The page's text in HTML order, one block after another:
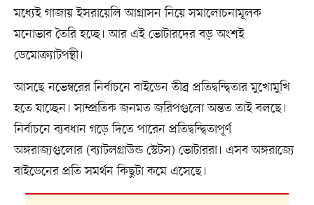
মধ্যেই গাজায় ইসরায়েলি আগ্রাসন নিয়ে সমালোচনামূলক
মনোভাব তৈরি হচ্ছে। আর এই ভোটারদের বড় অংশই
ডেমোক্র্যাটপন্থী।
আসছে নভেম্বরের নির্বাচনে বাইডেন তীব্র প্রতিদ্বন্দ্বিতার মুখোমুখি
হতে যাচ্ছেন। সাম্প্রতিক জনমত জরিপগুলো অন্তত তাই বলছে।
নির্বাচনে ব্যবধান গড়ে দিতে পারেন প্রতিদ্বন্দ্বিতাপূর্ণ
অঙ্গরাজ্যগুলোর (ব্যাটলগ্রাউন্ড স্টেটস) ভোটাররা। এসব অঙ্গরাজ্যে
বাইডেনের প্রতি সমর্থন কিছুটা কমে এসেছে।